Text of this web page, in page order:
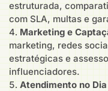
estruturada,
com SLA, multas e
Marketing e
marketing, redes
estratégicas e
influenciadores.
Atendimento no